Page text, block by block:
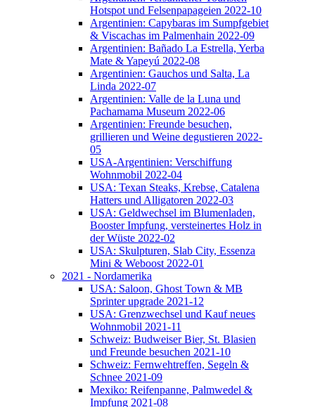
Hotspot und Felsenpapageien 2022-10
Argentinien: Capybaras im Sumpfgebiet
& Viscachas im Palmenhain 2022-09
Argentinien: Bañado La Estrella, Yerba
Mate & Yapeyú 2022-08
Argentinien: Gauchos und Salta, La
Linda 2022-07
Argentinien: Valle de la Luna und
Pachamama Museum 2022-06
Argentinien: Freunde besuchen,
grillieren und Weine degustieren 2022-
05
USA-Argentinien: Verschiffung
Wohnmobil 2022-04
USA: Texan Steaks, Krebse, Catalena
Hatters und Alligatoren 2022-03
USA: Geldwechsel im Blumenladen,
Booster Impfung, versteinertes Holz in
der Wüste 2022-02
USA: Skulpturen, Slab City, Essenza
Mini & Weboost 2022-01
2021 - Nordamerika
USA: Saloon, Ghost Town & MB
Sprinter upgrade 2021-12
USA: Grenzwechsel und Kauf neues
Wohnmobil 2021-11
Schweiz: Budweiser Bier, St. Blasien
und Freunde besuchen 2021-10
Schweiz: Fernwehtreffen, Segeln &
Schnee 2021-09
Mexiko: Reifenpanne, Palmwedel &
Impfung 2021-08